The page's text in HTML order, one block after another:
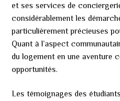
et ses services de
considérablement les
particulièrement précieuses
Quant à l’aspect
du logement en une aventure
opportunités.
Les témoignages des